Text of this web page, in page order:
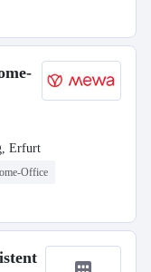
Erfurt
Office